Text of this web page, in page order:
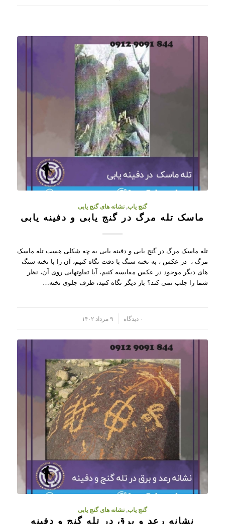
گنج یاب,نشانه های گنج یابی
ماسک تله مرگ در گنج یابی و دفینه یابی
تله ماسک مرگ در گنج یابی و دفینه یابی به چه شکلی هست تله ماسک
مرگ ، در عکس ، به تخته سنگ با دقت نگاه کنیم، آن را با تخته سنگ
های دیگر موجود در عکس مقایسه کنیم، آیا تفاوتهایی روی آن، نظر
شما را جلب نمی کند؟ بار دیگر نگاه کنید، طرف جلوی تخته…
۰ دیدگاه ۹ مرداد ۱۴۰۲
گنج یاب,نشانه های گنج یابی
نشانه رعد و برق در تله گنج و دفینه